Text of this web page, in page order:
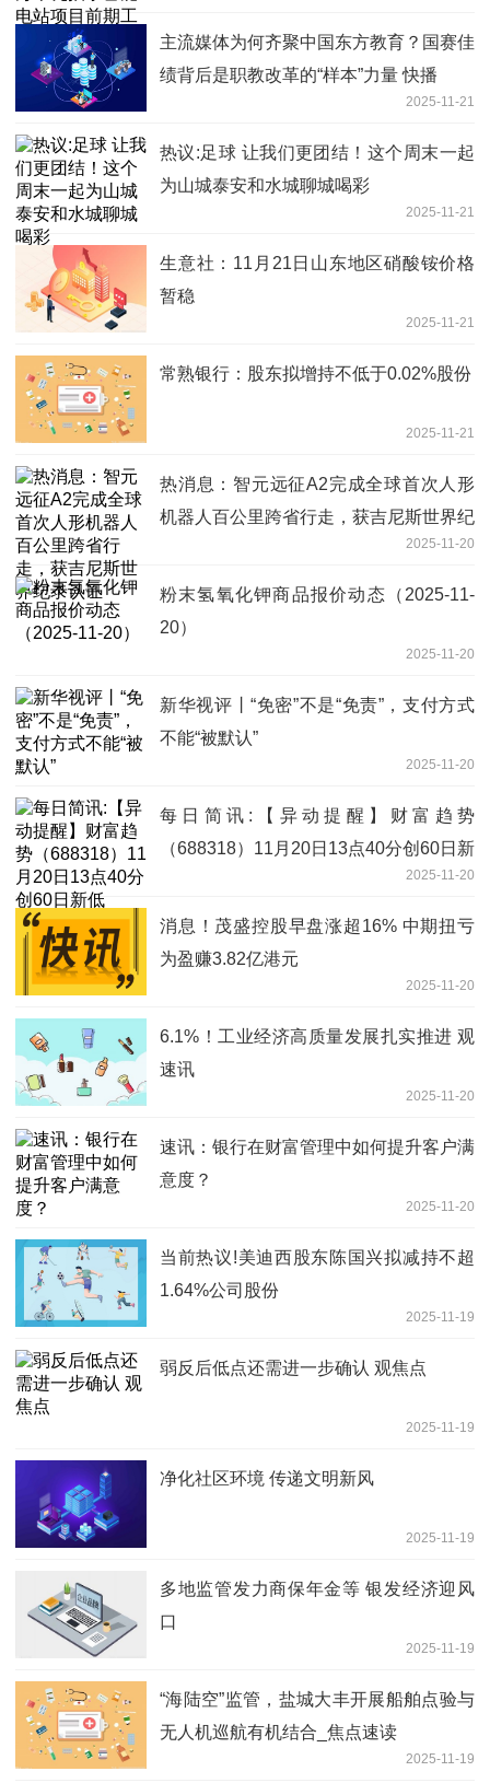
主流媒体为何齐聚中国东方教育？国赛佳
绩背后是职教改革的“样本”力量 快播
2025-11-21
热议:足球 让我们更团结！这个周末一起
为山城泰安和水城聊城喝彩
2025-11-21
生意社：11月21日山东地区硝酸铵价格
暂稳
2025-11-21
常熟银行：股东拟增持不低于0.02%股份
2025-11-21
热消息：智元远征A2完成全球首次人形
机器人百公里跨省行走，获吉尼斯世界纪
2025-11-20
粉末氢氧化钾商品报价动态（2025-11-
20）
2025-11-20
新华视评丨“免密”不是“免责”，支付方式
不能“被默认”
2025-11-20
每日简讯:【异动提醒】财富趋势
（688318）11月20日13点40分创60日新
2025-11-20
消息！茂盛控股早盘涨超16% 中期扭亏
为盈赚3.82亿港元
2025-11-20
6.1%！工业经济高质量发展扎实推进 观
速讯
2025-11-20
速讯：银行在财富管理中如何提升客户满
意度？
2025-11-20
当前热议!美迪西股东陈国兴拟减持不超
1.64%公司股份
2025-11-19
弱反后低点还需进一步确认 观焦点
2025-11-19
净化社区环境 传递文明新风
2025-11-19
多地监管发力商保年金等 银发经济迎风
口
2025-11-19
“海陆空”监管，盐城大丰开展船舶点验与
无人机巡航有机结合_焦点速读
2025-11-19